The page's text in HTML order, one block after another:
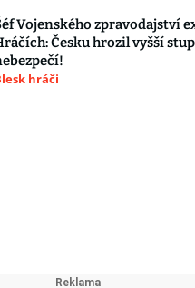
Vojenského zpravodajství
Česku hrozil vyšší
hráči